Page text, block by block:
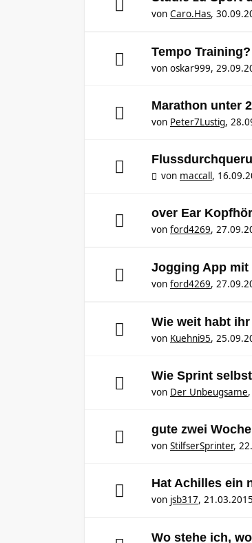
von Caro.Has,
Tempo
von oskar999,
Marathon unter
von Peter7Lustig,
von maccall,
over Ear
von ford4269,
Jogging App mit
von ford4269,
Wie weit habt
von Kuehni95,
Wie Sprint
von Der Unbeugsame,
gute zwei
von StilfserSprinter,
Hat Achilles ein
von jsb317,
Wo stehe ich,